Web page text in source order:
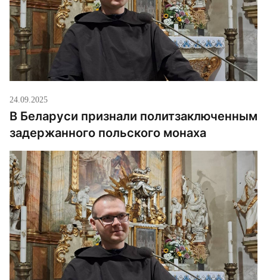
24.09.2025
В Беларуси признали политзаключенным
задержанного польского монаха